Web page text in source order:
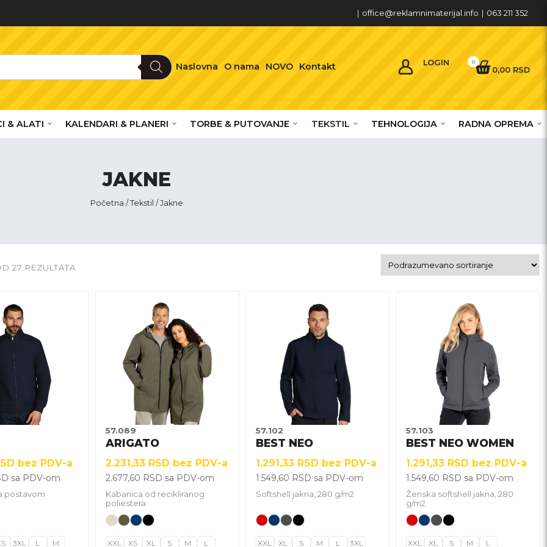
office@reklamnimaterijal.info 063 211 352
Naslovna O nama NOVO Kontakt
LOGIN
0,00 RSD
0
& ALATI KALENDARI & PLANERI TORBE & PUTOVANJE TEKSTIL TEHNOLOGIJA RADNA OPREMA
JAKNE
Početna / Tekstil / Jakne
27 REZULTATA
bez PDV-a
sa PDV-om
postavom
3XL L
M
57.089
ARIGATO
2.231,33 RSD bez PDV-a
2.677,60 RSD sa PDV-om
Kabanica od recikliranog
poliestera
proizvod
varijanti.
Opcije
mogu
izabrane
na
proizvoda.
XXL XS XL S M
L
57.102
BEST NEO
1.291,33 RSD bez PDV-a
1.549,60 RSD sa PDV-om
Softshell jakna, 280 g/m2
varijanti.
Opcije
mogu
izabrane
na
proizvoda.
XXL XL S M L 3XL
57.103
BEST NEO WOMEN
1.291,33 RSD bez PDV-a
1.549,60 RSD sa PDV-om
Ženska softshell jakna, 280
g/m2
varijanti.
Opcije
izabrane
na
proizvoda.
XXL XL S M L